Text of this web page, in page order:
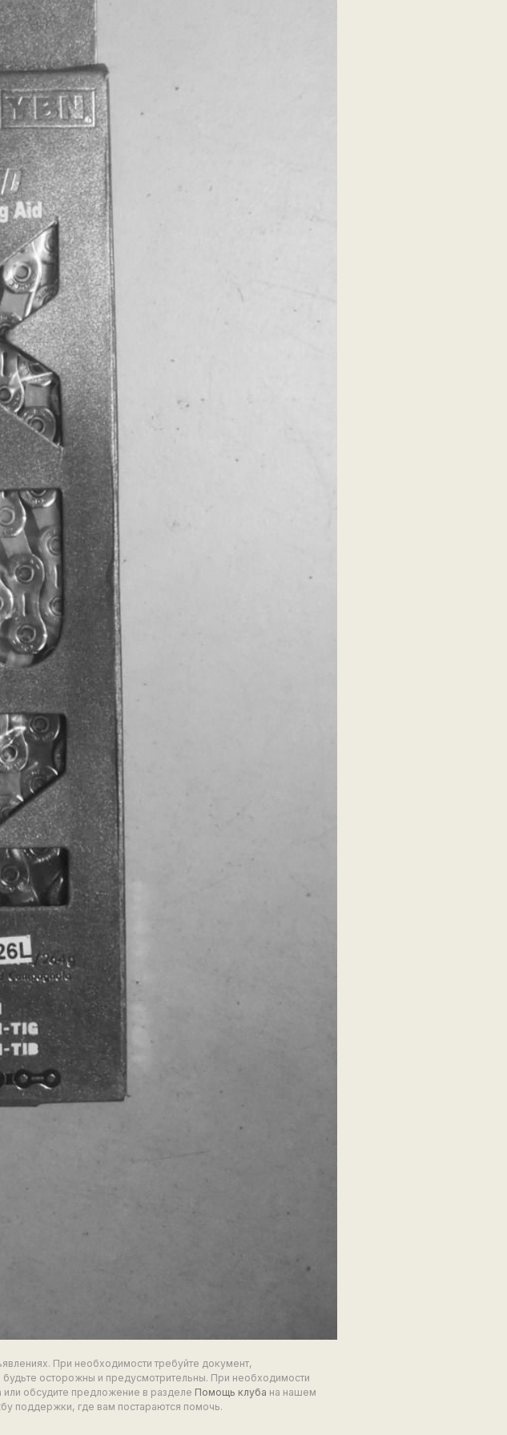
При необходимости требуйте документ,
осторожны и предусмотрительны. При необходимости
или обсудите предложение в разделе Помощь клуба на нашем
поддержки, где вам постараются помочь.